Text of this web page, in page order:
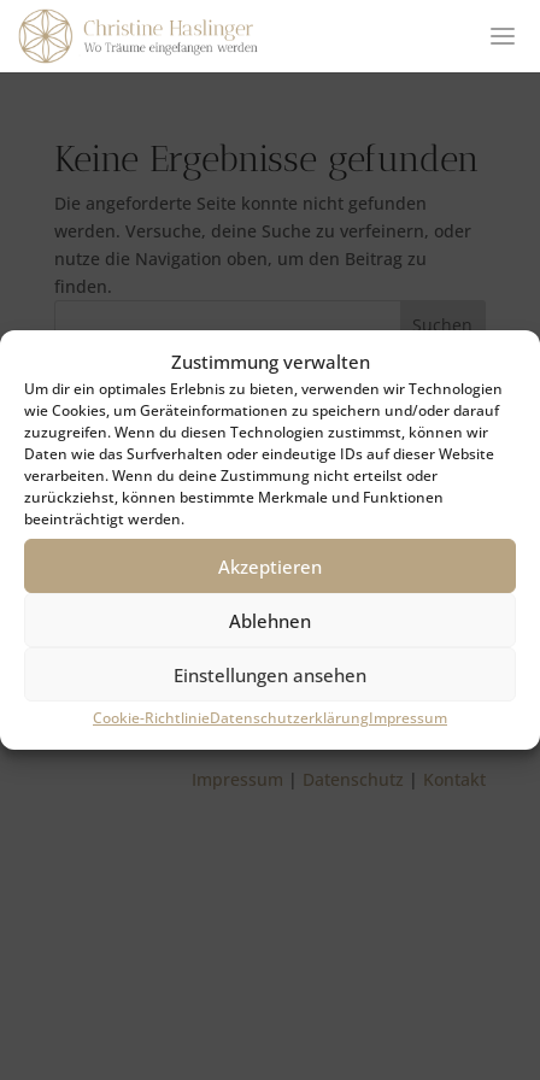
Zustimmung verwalten
Um dir ein optimales Erlebnis zu bieten, verwenden wir Technologien
wie Cookies, um Geräteinformationen zu speichern und/oder darauf
zuzugreifen. Wenn du diesen Technologien zustimmst, können wir
Daten wie das Surfverhalten oder eindeutige IDs auf dieser Website
verarbeiten. Wenn du deine Zustimmung nicht erteilst oder
zurückziehst, können bestimmte Merkmale und Funktionen
beeinträchtigt werden.
Akzeptieren
Ablehnen
Einstellungen ansehen
Cookie-RichtlinieDatenschutzerklärungImpressum
Keine Ergebnisse gefunden
Die angeforderte Seite konnte nicht gefunden
werden. Versuche, deine Suche zu verfeinern, oder
nutze die Navigation oben, um den Beitrag zu
finden.
Suchen
Neueste Beiträge
Neueste Kommentare
Es sind keine Kommentare vorhanden.
Copyright 2026 Christine Haslinger
Impressum | Datenschutz | Kontakt